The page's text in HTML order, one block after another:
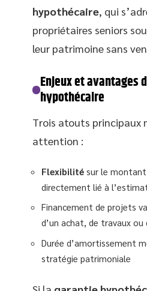
hypothécaire, qui
propriétaires seniors
leur patrimoine sans
Enjeux et avantages
hypothécaire
Trois atouts principaux
attention :
Flexibilité sur le montant
directement lié à
Financement de projets
d’un achat, de travaux ou
Durée d’amortissement
stratégie patrimoniale